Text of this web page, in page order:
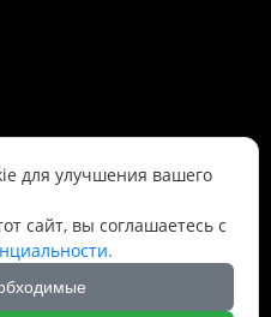
Синьфу, Фушунь,
для улучшения вашего
сайт, вы соглашаетесь с